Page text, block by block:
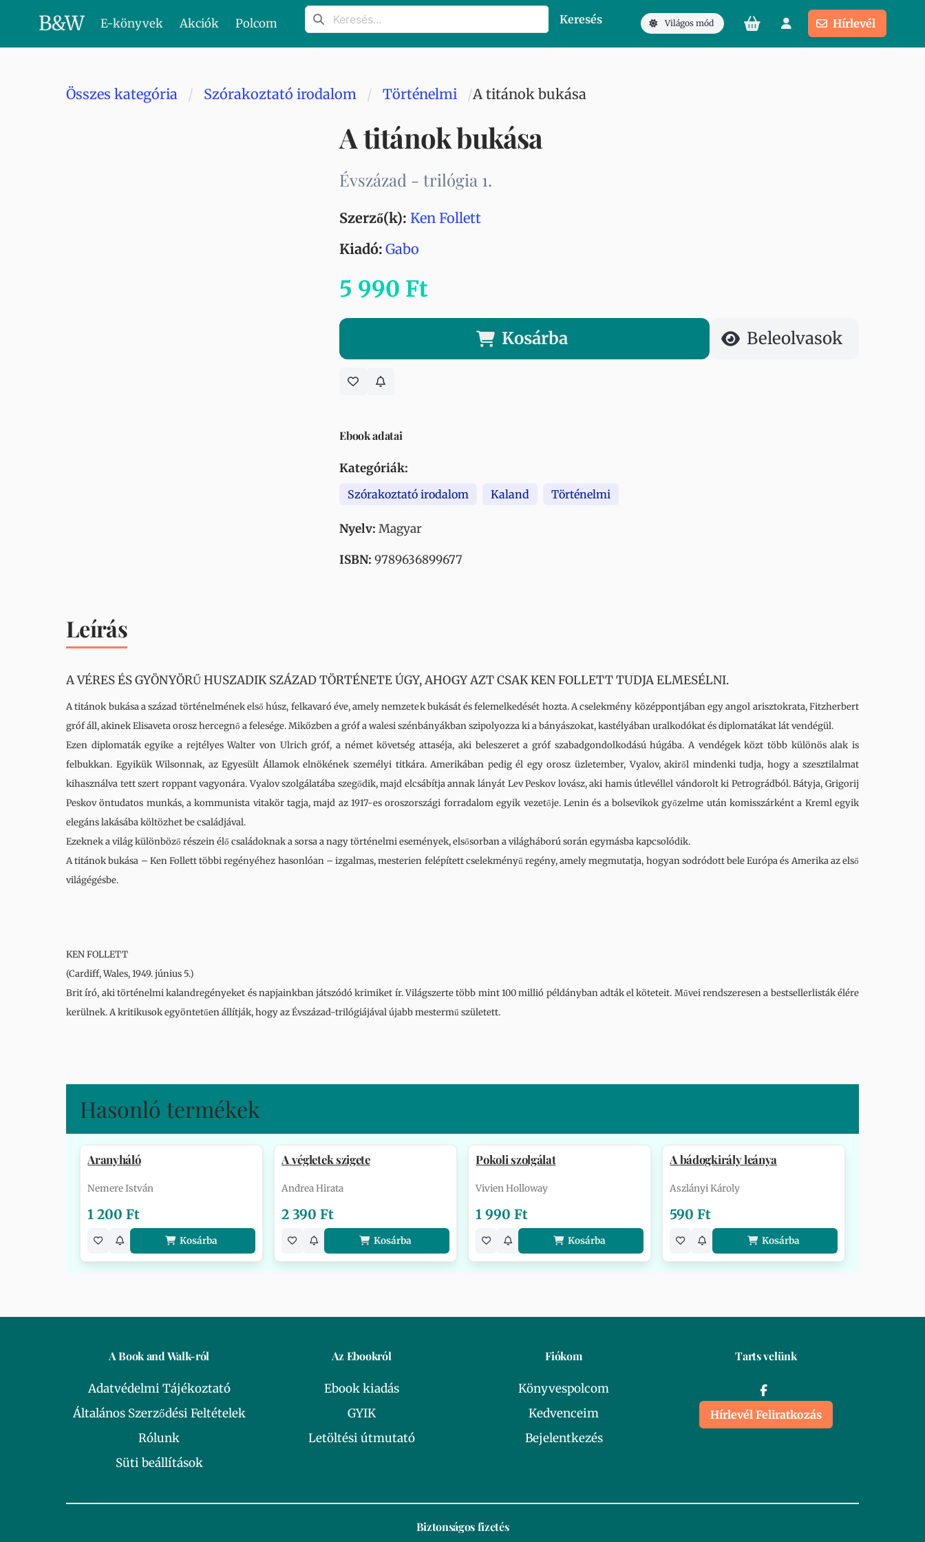
B&W E-könyvek Akciók Polcom Keresés Világos mód Hírlevél
Összes kategória Szórakoztató irodalom Történelmi A titánok bukása
A titánok bukása
Évszázad - trilógia 1.
Szerző(k): Ken Follett
Kiadó: Gabo
5 990 Ft
Kosárba Beleolvasok
Ebook adatai
Kategóriák:
Szórakoztató irodalom Kaland Történelmi
Nyelv: Magyar
ISBN: 9789636899677
Leírás
A ​VÉRES ÉS GYÖNYÖRŰ HUSZADIK SZÁZAD TÖRTÉNETE ÚGY, AHOGY AZT CSAK KEN FOLLETT TUDJA ELMESÉLNI.
A titánok bukása a század történelmének első húsz, felkavaró éve, amely nemzetek bukását és felemelkedését hozta. A cselekmény középpontjában egy angol arisztokrata, Fitzherbert
gróf áll, akinek Elisaveta orosz hercegnő a felesége. Miközben a gróf a walesi szénbányákban szipolyozza ki a bányászokat, kastélyában uralkodókat és diplomatákat lát vendégül.
Ezen diplomaták egyike a rejtélyes Walter von Ulrich gróf, a német követség attaséja, aki beleszeret a gróf szabadgondolkodású húgába. A vendégek közt több különös alak is
felbukkan. Egyikük Wilsonnak, az Egyesült Államok elnökének személyi titkára. Amerikában pedig él egy orosz üzletember, Vyalov, akiről mindenki tudja, hogy a szesztilalmat
kihasználva tett szert roppant vagyonára. Vyalov szolgálatába szegődik, majd elcsábítja annak lányát Lev Peskov lovász, aki hamis útlevéllel vándorolt ki Petrográdból. Bátyja, Grigorij
Peskov öntudatos munkás, a kommunista vitakör tagja, majd az 1917-es oroszországi forradalom egyik vezetője. Lenin és a bolsevikok győzelme után komisszárként a Kreml egyik
elegáns lakásába költözhet be családjával.
Ezeknek a világ különböző részein élő családoknak a sorsa a nagy történelmi események, elsősorban a világháború során egymásba kapcsolódik.
A titánok bukása – Ken Follett többi regényéhez hasonlóan – izgalmas, mesterien felépített cselekményű regény, amely megmutatja, hogyan sodródott bele Európa és Amerika az első
világégésbe.
KEN FOLLETT
(Cardiff, Wales, 1949. június 5.)
Brit író, aki történelmi kalandregényeket és napjainkban játszódó krimiket ír. Világszerte több mint 100 millió példányban adták el köteteit. Művei rendszeresen a bestsellerlisták élére
kerülnek. A kritikusok egyöntetűen állítják, hogy az Évszázad-trilógiájával újabb mestermű született.
Hasonló termékek
Aranyháló
Nemere István
1 200 Ft
Kosárba
A végletek szigete
Andrea Hirata
2 390 Ft
Kosárba
Pokoli szolgálat
Vivien Holloway
1 990 Ft
Kosárba
A bádogkirály leánya
Aszlányi Károly
590 Ft
Kosárba
A Book and Walk-ról
Adatvédelmi Tájékoztató
Általános Szerződési Feltételek
Rólunk
Süti beállítások
Az Ebookról
Ebook kiadás
GYIK
Letöltési útmutató
Fiókom
Könyvespolcom
Kedvenceim
Bejelentkezés
Tarts velünk
Hírlevél Feliratkozás
Biztonságos fizetés